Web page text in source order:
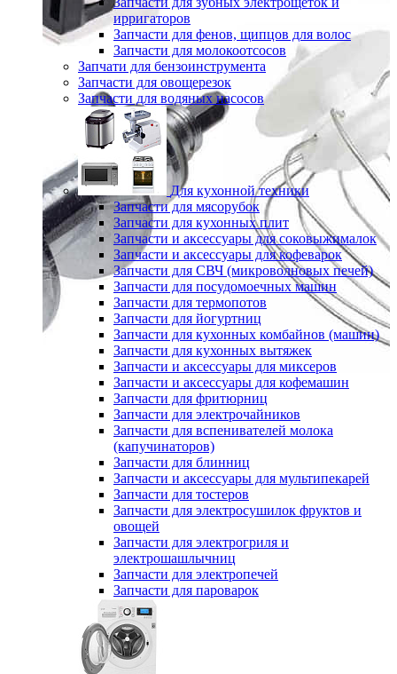
ирригаторов
Запчасти для фенов, щипцов для волос
Запчасти для молокоотсосов
Запчати для бензоинструмента
Запчасти для овощерезок
Запчасти для водяных насосов
Для кухонной техники
Запчасти для мясорубок
Запчасти для кухонных плит
Запчасти и аксессуары для соковыжималок
Запчасти и аксессуары для кофеварок
Запчасти для СВЧ (микроволновых печей)
Запчасти для посудомоечных машин
Запчасти для термопотов
Запчасти для йогуртниц
Запчасти для кухонных комбайнов (машин)
Запчасти для кухонных вытяжек
Запчасти и аксессуары для миксеров
Запчасти и аксессуары для кофемашин
Запчасти для фритюрниц
Запчасти для электрочайников
Запчасти для вспенивателей молока
(капучинаторов)
Запчасти для блинниц
Запчасти и аксессуары для мультипекарей
Запчасти для тостеров
Запчасти для электросушилок фруктов и
овощей
Запчасти для электрогриля и
электрошашлычниц
Запчасти для электропечей
Запчасти для пароварок